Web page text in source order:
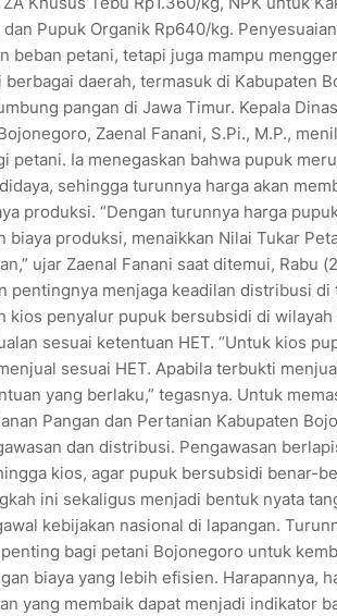
dan Pupuk Organik Rp640/kg.
beban petani, tetapi juga mampu
berbagai daerah, termasuk di Kabupaten
pangan di Jawa Timur. Kepala
Zaenal Fanani, S.Pi., M.P.,
petani. Ia menegaskan bahwa pupuk
sehingga turunnya harga akan
produksi. “Dengan turunnya harga
biaya produksi, menaikkan Nilai Tukar
ujar Zaenal Fanani saat ditemui, Rabu
pentingnya menjaga keadilan distribusi
kios penyalur pupuk bersubsidi di
sesuai ketentuan HET. “Untuk kios
sesuai HET. Apabila terbukti
yang berlaku,” tegasnya. Untuk
Pangan dan Pertanian Kabupaten
dan distribusi. Pengawasan
kios, agar pupuk bersubsidi benar-
ini sekaligus menjadi bentuk nyata
kebijakan nasional di lapangan.
bagi petani Bojonegoro untuk
biaya yang lebih efisien. Harapannya,
yang membaik dapat menjadi indikator